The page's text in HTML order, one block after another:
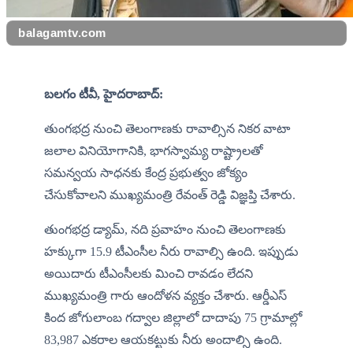
balagamtv.com
బలగం టీవీ, హైదరాబాద్:
తుంగభద్ర నుంచి తెలంగాణకు రావాల్సిన నికర వాటా
జలాల వినియోగానికి, భాగస్వామ్య రాష్ట్రాలతో
సమన్వయ సాధనకు కేంద్ర ప్రభుత్వం జోక్యం
చేసుకోవాలని ముఖ్యమంత్రి రేవంత్ రెడ్డి విజ్ఞప్తి చేశారు.
తుంగభద్ర డ్యామ్, నది ప్రవాహం నుంచి తెలంగాణకు
హక్కుగా 15.9 టీఎంసీల నీరు రావాల్సి ఉంది. ఇప్పుడు
అయిదారు టీఎంసీలకు మించి రావడం లేదని
ముఖ్యమంత్రి గారు ఆందోళన వ్యక్తం చేశారు. ఆర్డీఎస్‌
కింద జోగులాంబ గద్వాల జిల్లాలో దాదాపు 75 గ్రామాల్లో
83,987 ఎకరాల ఆయకట్టుకు నీరు అందాల్సి ఉంది.